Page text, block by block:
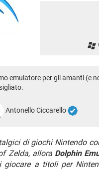
emulatore per gli amanti (e
Antonello Ciccarello
di giochi Nintendo
Zelda, allora Dolphin
giocare a titoli per